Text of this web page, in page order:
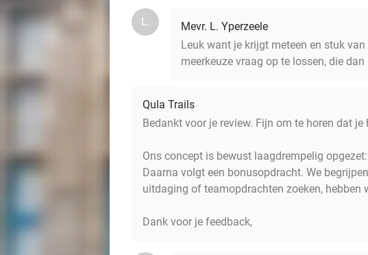
L.
Mevr. L. Yperzeele
Leuk want je krijgt meteen en stuk
meerkeuze vraag op te lossen, die
Qula Trails
Bedankt voor je review. Fijn om te horen dat
Ons concept is bewust laagdrempelig
Daarna volgt een bonusopdracht. We
uitdaging of teamopdrachten zoeken, hebben
Dank voor je feedback,